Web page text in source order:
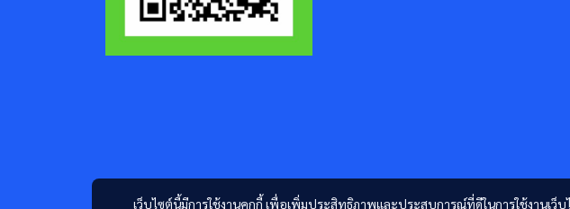
เว็บไซต์นี้มีการใช้งานคุกกี้ เพื่อเพิ่มประสิทธิภาพและประสบการณ์ที่ดีในการใช้งานเว็